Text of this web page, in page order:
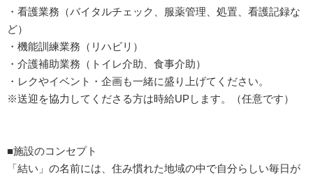
・看護業務（バイタルチェック、服薬管理、処置、看護記録な
ど）
・機能訓練業務（リハビリ）
・介護補助業務（トイレ介助、食事介助）
・レクやイベント・企画も一緒に盛り上げてください。
※送迎を協力してくださる方は時給UPします。（任意です）
■施設のコンセプト
「結い」の名前には、住み慣れた地域の中で自分らしい毎日が